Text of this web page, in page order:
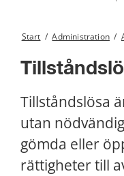
Start / Administration /
Tillståndslösa
utan
gömda eller
rättigheter till